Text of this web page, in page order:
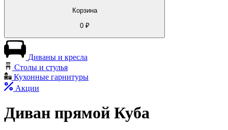
Корзина
0₽
Диваны и кресла
Столы и стулья
Кухонные гарнитуры
Акции
Диван прямой Куба